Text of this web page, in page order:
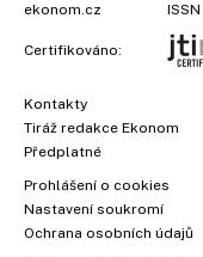
ekonom.cz
Certifikováno:
Kontakty
Tiráž redakce Ekonom
Předplatné
Prohlášení o cookies
Nastavení soukromí
Ochrana osobních údajů